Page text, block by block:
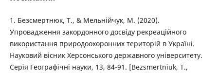
1. Безсмертнюк, Т., & Мельнійчук, М. (2020).
Упровадження закордонного досвіду рекреаційного
використання природоохоронних територій в Україні.
Науковий вісник Херсонського державного університету.
Серія Географічні науки, 13, 84-91. [Bezsmertniuk, T.,